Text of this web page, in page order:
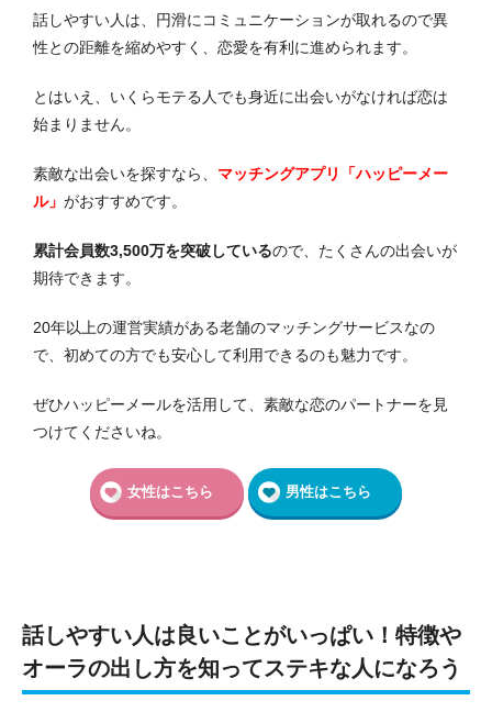
話しやすい人は、円滑にコミュニケーションが取れるので異
性との距離を縮めやすく、恋愛を有利に進められます。
とはいえ、いくらモテる人でも身近に出会いがなければ恋は
始まりません。
素敵な出会いを探すなら、 マッチングアプリ「ハッピーメー
ル」 がおすすめです。
累計会員数3,500万を突破しているので、たくさんの出会いが
期待できます。
20年以上の運営実績がある老舗のマッチングサービスなの
で、初めての方でも安心して利用できるのも魅力です。
ぜひハッピーメールを活用して、素敵な恋のパートナーを見
つけてくださいね。
女性はこちら 男性はこちら
話しやすい人は良いことがいっぱい！特徴や
オーラの出し方を知ってステキな人になろう